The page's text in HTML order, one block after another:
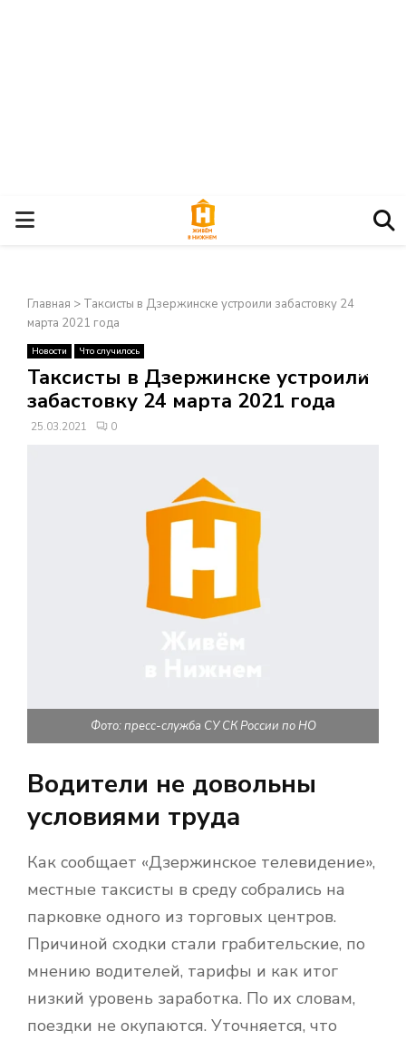
О
Н
О
В
Н
Главная > Таксисты в Дзержинске устроили забастовку 24
марта 2021 года
Новости Что случилось
Таксисты в Дзержинске устроили
забастовку 24 марта 2021 года
25.03.2021 0
Фото: пресс-служба СУ СК России по НО
Водители не довольны
условиями труда
Как сообщает «Дзержинское телевидение»,
местные таксисты в среду собрались на
парковке одного из торговых центров.
Причиной сходки стали грабительские, по
мнению водителей, тарифы и как итог
низкий уровень заработка. По их словам,
поездки не окупаются. Уточняется, что
×